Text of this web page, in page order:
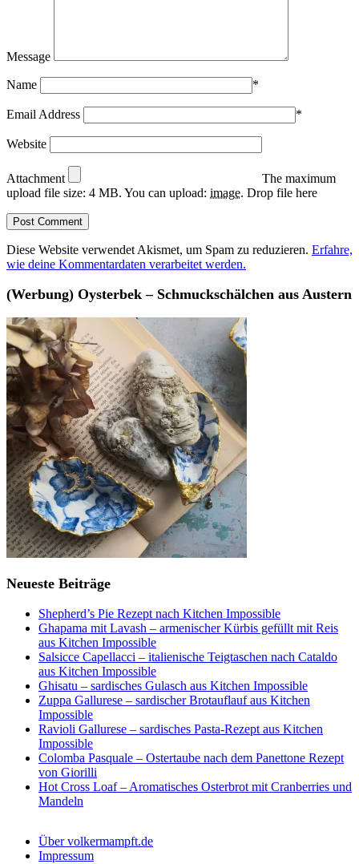
Message
Name *
Email Address *
Website
Attachment
The maximum
upload file size: 4 MB. You can upload: image. Drop file here
Diese Website verwendet Akismet, um Spam zu reduzieren. Erfahre,
wie deine Kommentardaten verarbeitet werden.
(Werbung) Oysterbek – Schmuckschälchen aus Austern
Neueste Beiträge
Shepherd’s Pie Rezept nach Kitchen Impossible
Ghapama mit Lavash – armenischer Kürbis gefüllt mit Reis
aus Kitchen Impossible
Salsicce Capellacci – italienische Teigtaschen nach Cataldo
aus Kitchen Impossible
Ghisatu – sardisches Gulasch aus Kitchen Impossible
Zuppa Gallurese – sardischer Brotauflauf aus Kitchen
Impossible
Ravioli Gallurese – sardisches Pasta-Rezept aus Kitchen
Impossible
Colomba Pasquale – Ostertaube nach dem Panettone Rezept
von Giorilli
Hot Cross Loaf – Aromatisches Osterbrot mit Cranberries und
Mandeln
Über volkermampft.de
Impressum